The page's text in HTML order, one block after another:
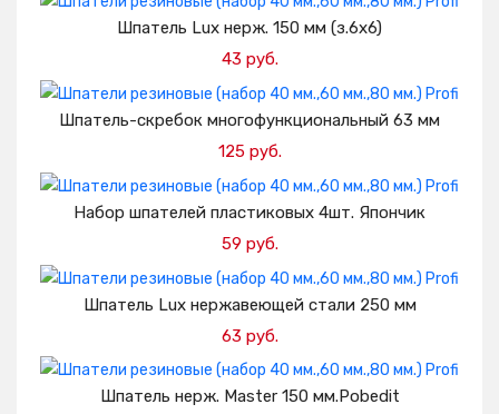
Добавить в корзину
Шпатель Lux нерж. 150 мм (з.6х6)
43 руб.
Добавить в корзину
Шпатель-скребок многофункциональный 63 мм
125 руб.
Добавить в корзину
Набор шпателей пластиковых 4шт. Япончик
59 руб.
Добавить в корзину
Шпатель Lux нержавеющей стали 250 мм
63 руб.
Добавить в корзину
Шпатель нерж. Master 150 мм.Pobedit